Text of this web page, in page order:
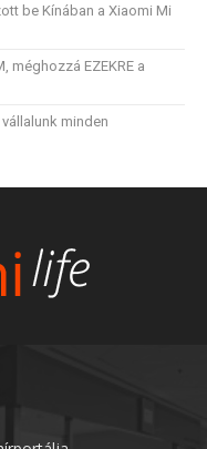
be Kínában a Xiaomi Mi
méghozzá EZEKRE a
minden